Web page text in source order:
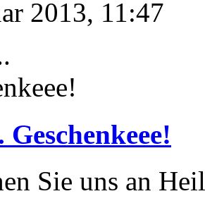
2013, 11:47
Sie uns an